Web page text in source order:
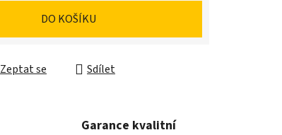
DO KOŠÍKU
Zeptat se Sdílet
Garance kvalitní